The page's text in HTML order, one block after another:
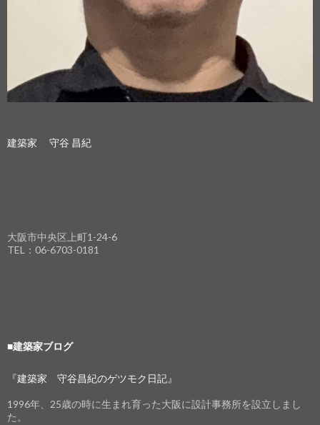
建築家 守谷 昌紀
大阪市中央区上町1-24-6
TEL：06-6703-0181
■建築家ブログ
『建築家 守谷昌紀のゲツモク日記』
1996年、25歳の時に生まれ育った大阪に設計事務所を設立しまし
た。